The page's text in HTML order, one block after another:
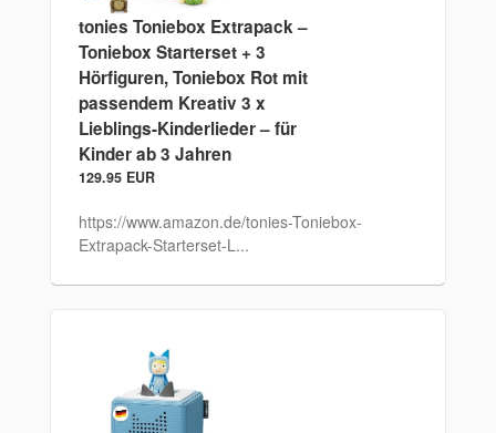
tonies Toniebox Extrapack –
Toniebox Starterset + 3
Hörfiguren, Toniebox Rot mit
passendem Kreativ 3 x
Lieblings-Kinderlieder – für
Kinder ab 3 Jahren
129.95 EUR
https://www.amazon.de/tonies-Toniebox-
Extrapack-Starterset-L...